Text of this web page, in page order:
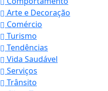
Arte e Decoração
Comércio
Turismo
Tendências
Vida Saudável
Serviços
Trânsito